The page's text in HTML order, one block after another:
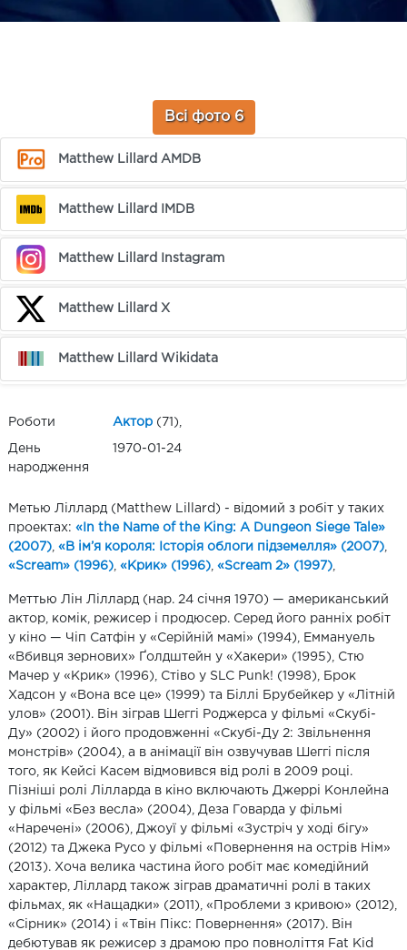
Всі фото 6
Matthew Lillard AMDB
Matthew Lillard IMDB
Matthew Lillard Instagram
Matthew Lillard X
Matthew Lillard Wikidata
Роботи Актор (71),
День
народження
1970-01-24
Метью Ліллард (Matthew Lillard) - відомий з робіт у таких
проектах: «In the Name of the King: A Dungeon Siege Tale»
(2007) «В ім’я короля: Історія облоги підземелля» (2007)
«Scream» (1996) «Крик» (1996) «Scream 2» (1997)
Меттью Лін Ліллард (нар. 24 січня 1970) — американський
актор, комік, режисер і продюсер. Серед його ранніх робіт
у кіно — Чіп Сатфін у «Серійній мамі» (1994), Еммануель
«Вбивця зернових» Ґолдштейн у «Хакери» (1995), Стю
Мачер у «Крик» (1996), Стіво у SLC Punk! (1998), Брок
Хадсон у «Вона все це» (1999) та Біллі Брубейкер у «Літній
улов» (2001). Він зіграв Шеггі Роджерса у фільмі «Скубі-
Ду» (2002) і його продовженні «Скубі-Ду 2: Звільнення
монстрів» (2004), а в анімації він озвучував Шеггі після
того, як Кейсі Касем відмовився від ролі в 2009 році.
Пізніші ролі Лілларда в кіно включають Джеррі Конлейна
у фільмі «Без весла» (2004), Деза Говарда у фільмі
«Наречені» (2006), Джоуї у фільмі «Зустріч у ході бігу»
(2012) та Джека Русо у фільмі «Повернення на острів Нім»
(2013). Хоча велика частина його робіт має комедійний
характер, Ліллард також зіграв драматичні ролі в таких
фільмах, як «Нащадки» (2011), «Проблеми з кривою» (2012),
«Сірник» (2014) і «Твін Пікс: Повернення» (2017). Він
дебютував як режисер з драмою про повноліття Fat Kid